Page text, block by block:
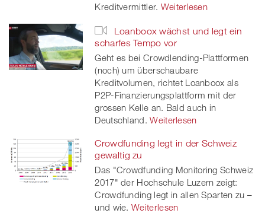
Kreditvermittler. Weiterlesen
Loanboox wächst und legt ein
scharfes Tempo vor
Geht es bei Crowdlending-Plattformen
(noch) um überschaubare
Kreditvolumen, richtet Loanboox als
P2P-Finanzierungsplattform mit der
grossen Kelle an. Bald auch in
Deutschland. Weiterlesen
Crowdfunding legt in der Schweiz
gewaltig zu
Das "Crowdfunding Monitoring Schweiz
2017" der Hochschule Luzern zeigt:
Crowdfunding legt in allen Sparten zu –
und wie. Weiterlesen